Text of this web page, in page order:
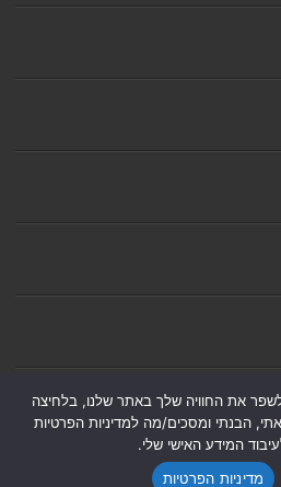
את החוויה שלך באתר שלנו, בלחיצה
הבנתי ומסכים/מה למדיניות הפרטיות
המידע האישי שלי.
מדיניות הפרטיות